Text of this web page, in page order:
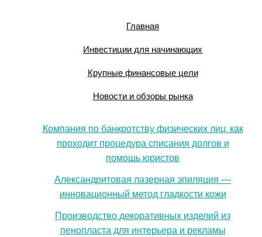
Главная
Инвестиции для начинающих
Крупные финансовые цели
Новости и обзоры рынка
Компания по банкротству физических лиц: как
проходит процедура списания долгов и
помощь юристов
Александритовая лазерная эпиляция —
инновационный метод гладкости кожи
Производство декоративных изделий из
пенопласта для интерьера и рекламы